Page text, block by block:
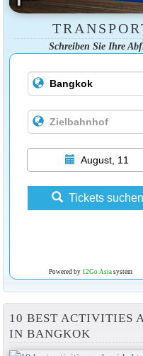
Schreiben Sie Ihre
August, 11
Tickets suchen
Powered by 12Go Asiasystem
10 BEST ACTIVITIES
IN BANGKOK